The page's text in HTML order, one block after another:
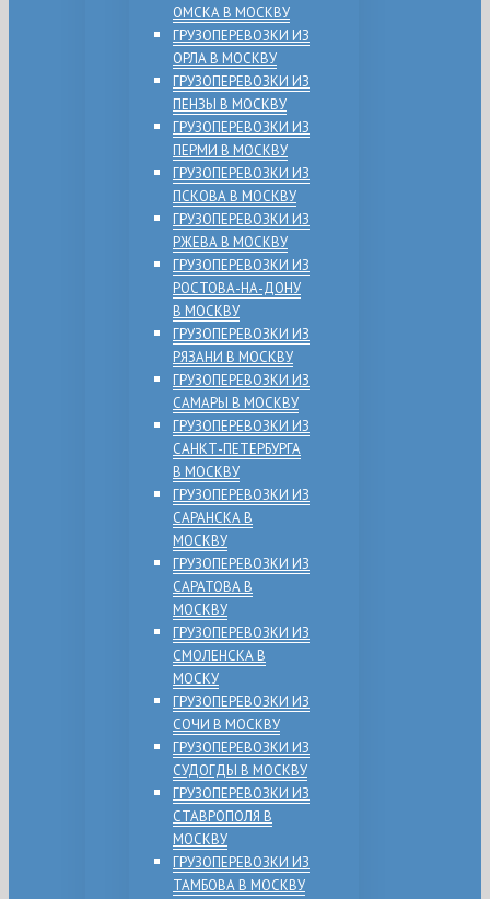
ОМСКА В МОСКВУ
ГРУЗОПЕРЕВОЗКИ ИЗ
ОРЛА В МОСКВУ
ГРУЗОПЕРЕВОЗКИ ИЗ
ПЕНЗЫ В МОСКВУ
ГРУЗОПЕРЕВОЗКИ ИЗ
ПЕРМИ В МОСКВУ
ГРУЗОПЕРЕВОЗКИ ИЗ
ПСКОВА В МОСКВУ
ГРУЗОПЕРЕВОЗКИ ИЗ
РЖЕВА В МОСКВУ
ГРУЗОПЕРЕВОЗКИ ИЗ
РОСТОВА-НА-ДОНУ
В МОСКВУ
ГРУЗОПЕРЕВОЗКИ ИЗ
РЯЗАНИ В МОСКВУ
ГРУЗОПЕРЕВОЗКИ ИЗ
САМАРЫ В МОСКВУ
ГРУЗОПЕРЕВОЗКИ ИЗ
САНКТ-ПЕТЕРБУРГА
В МОСКВУ
ГРУЗОПЕРЕВОЗКИ ИЗ
САРАНСКА В
МОСКВУ
ГРУЗОПЕРЕВОЗКИ ИЗ
САРАТОВА В
МОСКВУ
ГРУЗОПЕРЕВОЗКИ ИЗ
СМОЛЕНСКА В
МОСКУ
ГРУЗОПЕРЕВОЗКИ ИЗ
СОЧИ В МОСКВУ
ГРУЗОПЕРЕВОЗКИ ИЗ
СУДОГДЫ В МОСКВУ
ГРУЗОПЕРЕВОЗКИ ИЗ
СТАВРОПОЛЯ В
МОСКВУ
ГРУЗОПЕРЕВОЗКИ ИЗ
ТАМБОВА В МОСКВУ